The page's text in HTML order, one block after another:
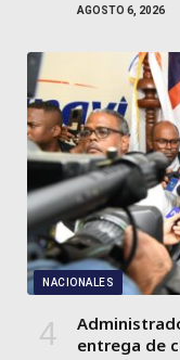
AGOSTO 6, 2026
NACIONALES
entrega de